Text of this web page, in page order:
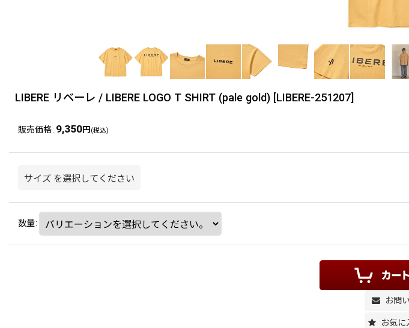
LIBERE リベーレ / LIBERE LOGO T SHIRT (pale gold) [LIBERE-251207]
販売価格: 9,350円 (税込)
サイズ を選択してください
数量:
お問
お気に